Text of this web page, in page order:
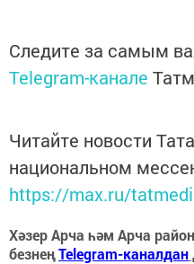
Следите за самым
Telegram-канале
Читайте новости
национальном
https://max.ru/
Хәзер Арча һәм Арча
безнеңTelegram-каналдан